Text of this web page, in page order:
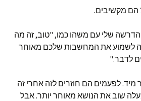
הם מקשיבים.
שלי עם משהו כמו, "טוב, זה מה
לשמוע את המחשבות שלכם מאוחר
לדבר."
לפעמים הם חוזרים לזה אחרי זה
שוב את הנושא מאוחר יותר. אבל